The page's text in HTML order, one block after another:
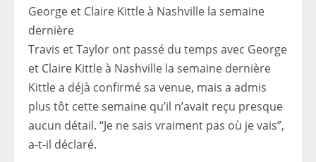
Travis et Taylor ont passé du temps avec George
et Claire Kittle à Nashville la semaine dernière
Kittle a déjà confirmé sa venue, mais a admis
plus tôt cette semaine qu’il n’avait reçu presque
aucun détail. “Je ne sais vraiment pas où je vais”,
a-t-il déclaré.